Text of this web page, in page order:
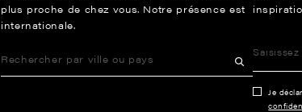
plus proche de chez vous. Notre présence est
internationale.
Je